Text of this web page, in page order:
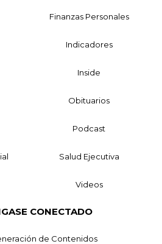
Finanzas Personales
Indicadores
Inside
Obituarios
Podcast
Salud Ejecutiva
Videos
CONECTADO
de Contenidos